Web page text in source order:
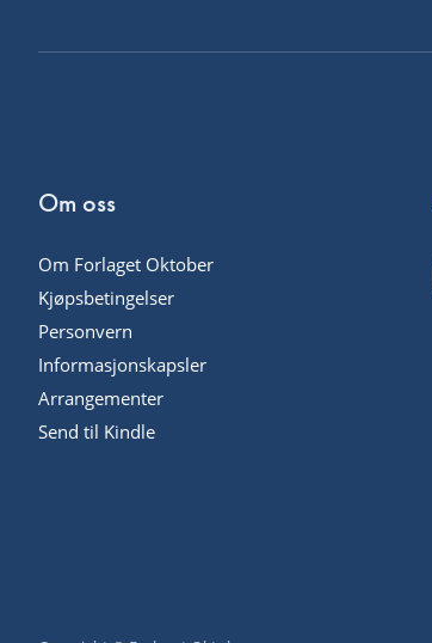
Om oss
Om Forlaget Oktober
Kjøpsbetingelser
Personvern
Informasjonskapsler
Arrangementer
Send til Kindle